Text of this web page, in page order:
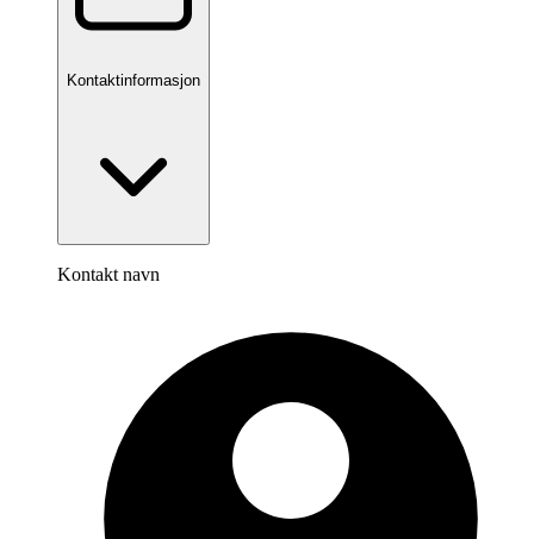
Kontaktinformasjon
Kontakt navn